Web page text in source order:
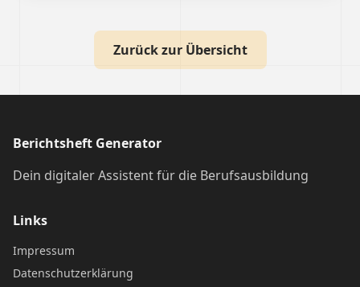
Zurück zur Übersicht
Berichtsheft Generator
Dein digitaler Assistent für die Berufsausbildung
Links
Impressum
Datenschutzerklärung